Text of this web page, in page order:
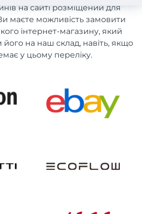
на сайті розміщений для
маєте можливість замовити
інтернет-магазину, який
на наш склад, навіть, якщо
у цьому переліку.